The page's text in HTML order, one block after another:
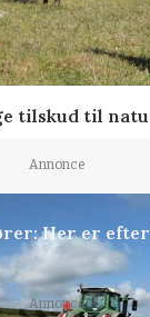
tilskud til
Annonce
Her er
Annonce